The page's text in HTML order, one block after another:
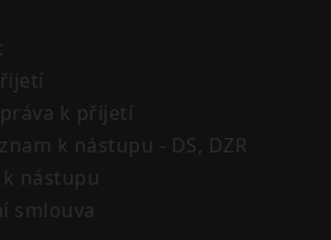
k přijetí
k nástupu - DS, DZR
nástupu
smlouva